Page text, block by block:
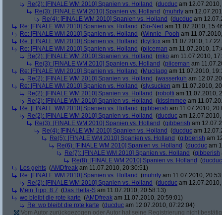
Re(2): [FINALE WM 2010] Spanien vs. Holland (ducduc am
Re(3): [FINALE WM 2010] Spanien vs. Holland (muhrly am
Re(4): [FINALE WM 2010] Spanien vs. Holland (ducduc am
Re: [FINALE WM 2010] Spanien vs. Holland (So-Ned am 11.07.2010,
Re: [FINALE WM 2010] Spanien vs. Holland (Winnie_Pooh am
Re: [FINALE WM 2010] Spanien vs. Holland ( IcyBox am 11.07.2010,
Re: [FINALE WM 2010] Spanien vs. Holland (piiceman am 11.07.2010,
Re(2): [FINALE WM 2010] Spanien vs. Holland (mko am 11.07.2010,
Re(3): [FINALE WM 2010] Spanien vs. Holland (piiceman am
Re: [FINALE WM 2010] Spanien vs. Holland (Mucilago am 11.07.2010,
Re(2): [FINALE WM 2010] Spanien vs. Holland (wasserkuh am
Re: [FINALE WM 2010] Spanien vs. Holland (sly.sucken am 11.07.2010,
Re(2): [FINALE WM 2010] Spanien vs. Holland (robotti am 11.07.2010,
Re(2): [FINALE WM 2010] Spanien vs. Holland (kissimmee am
Re: [FINALE WM 2010] Spanien vs. Holland (gibberish am 11.07.2010,
Re(2): [FINALE WM 2010] Spanien vs. Holland (ducduc am
Re(3): [FINALE WM 2010] Spanien vs. Holland (gibberish am
Re(4): [FINALE WM 2010] Spanien vs. Holland (ducduc am
Re(5): [FINALE WM 2010] Spanien vs. Holland (gibberish am
Re(6): [FINALE WM 2010] Spanien vs. Holland (ducduc am
Re(7): [FINALE WM 2010] Spanien vs. Holland (gibberish
Re(8): [FINALE WM 2010] Spanien vs. Holland (ducduc
Los gehts (AMDfreak am 11.07.2010, 20:30:51)
Re: [FINALE WM 2010] Spanien vs. Holland (muhrly am 11.07.2010,
Re(2): [FINALE WM 2010] Spanien vs. Holland (ducduc am
Mein Tipp: 8:7 (Das Hella-S am 11.07.2010, 20:58:13)
wo bleibt die rote karte (AMDfreak am 11.07.2010, 20:59:01)
Re: wo bleibt die rote karte (ducduc am 12.07.2010, 07:22:04)
Vom Autor zurückgezogen oder Autor hat seine Registrierung nicht